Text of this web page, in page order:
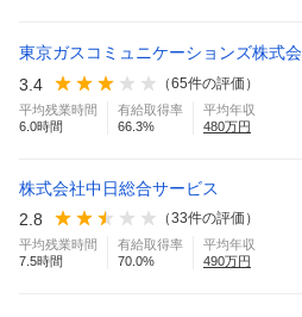
東京ガスコミュニケーションズ株式
3.4 （65件の評価）
平均残業時間
6.0時間
有給取得率
66.3%
平均年収
480万円
株式会社中日総合サービス
2.8
（33件の評価）
平均残業時間
7.5時間
有給取得率
70.0%
平均年収
490万円